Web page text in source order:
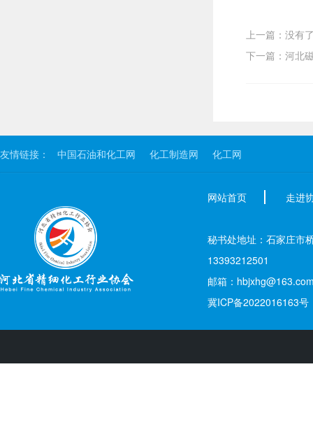
上一篇：没有
下一篇：河北
友情链接： 中国石油和化工网 化工制造网 化工网
网站首页 走进
秘书处地址：石家庄市
13393212501
邮箱：
冀ICP备2022016163号